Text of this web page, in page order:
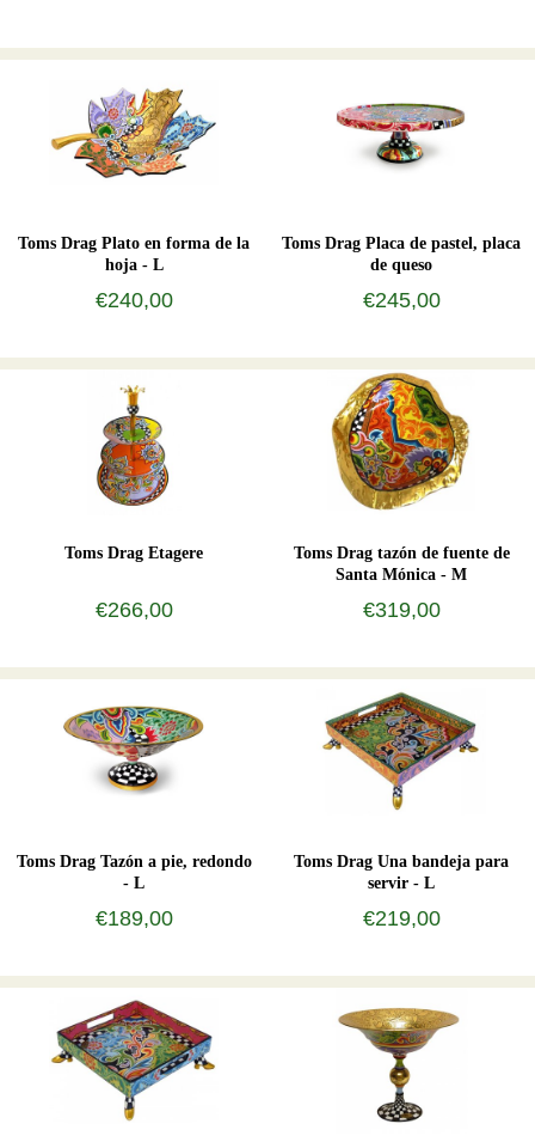
Toms Drag Plato en forma de la
hoja - L
€240,00
Toms Drag Placa de pastel, placa
de queso
€245,00
Toms Drag Etagere
€266,00
Toms Drag tazón de fuente de
Santa Mónica - M
€319,00
Toms Drag Tazón a pie, redondo
- L
€189,00
Toms Drag Una bandeja para
servir - L
€219,00